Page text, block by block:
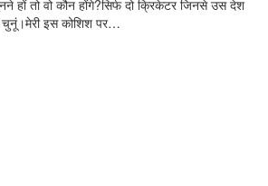
हों तो वो कौन होंगे?सिर्फ दो क्रिकेटर जिनसे उस देश
चुनूं।मेरी इस कोशिश पर…